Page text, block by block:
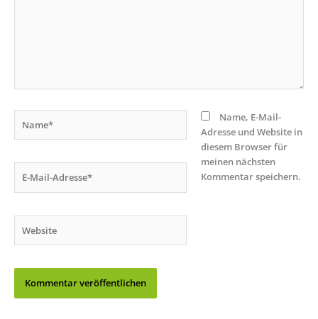
Mail-
Name, E-Mail-
Adresse und Website in
diesem Browser für
meinen nächsten
Kommentar speichern.